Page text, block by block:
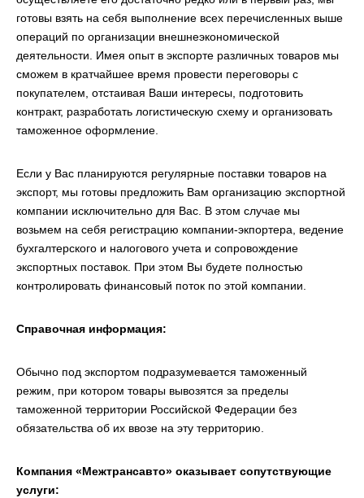
готовы взять на себя выполнение всех перечисленных выше
операций по организации внешнеэкономической
деятельности. Имея опыт в экспорте различных товаров мы
сможем в кратчайшее время провести переговоры с
покупателем, отстаивая Ваши интересы, подготовить
контракт, разработать логистическую схему и организовать
таможенное оформление.
Если у Вас планируются регулярные поставки товаров на
экспорт, мы готовы предложить Вам организацию экспортной
компании исключительно для Вас. В этом случае мы
возьмем на себя регистрацию компании-экпортера, ведение
бухгалтерского и налогового учета и сопровождение
экспортных поставок. При этом Вы будете полностью
контролировать финансовый поток по этой компании.
Справочная информация:
Обычно под экспортом подразумевается таможенный
режим, при котором товары вывозятся за пределы
таможенной территории Российской Федерации без
обязательства об их ввозе на эту территорию.
Компания «Межтрансавто» оказывает сопутствующие
услуги: